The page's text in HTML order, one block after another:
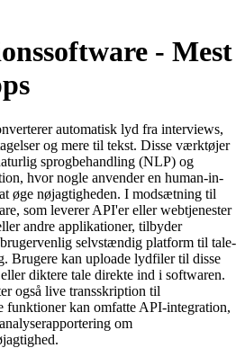
- Mest
automatisk lyd fra interviews,
og mere til tekst. Disse værktøjer
sprogbehandling (NLP) og
hvor nogle anvender en human-in-
øge nøjagtigheden. I modsætning til
som leverer API'er eller webtjenester
andre applikationer, tilbyder
selvstændig platform til tale-
Brugere kan uploade lydfiler til disse
diktere tale direkte ind i softwaren.
også live transskription til
funktioner kan omfatte API-integration,
om